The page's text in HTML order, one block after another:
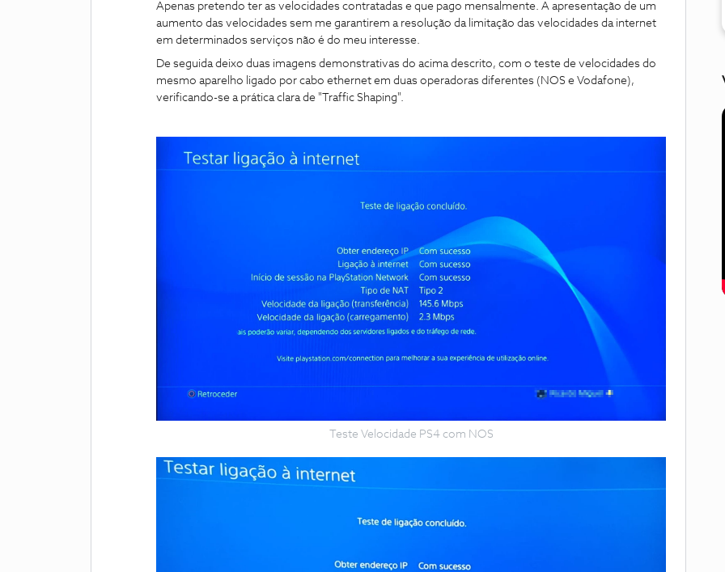
Apenas pretendo ter as velocidades contratadas e que pago mensalmente. A apresentação de um
aumento das velocidades sem me garantirem a resolução da limitação das velocidades da internet
em determinados serviços não é do meu interesse.
De seguida deixo duas imagens demonstrativas do acima descrito, com o teste de velocidades do
mesmo aparelho ligado por cabo ethernet em duas operadoras diferentes (NOS e Vodafone),
verificando-se a prática clara de "Traffic Shaping".
Teste Velocidade PS4 com NOS